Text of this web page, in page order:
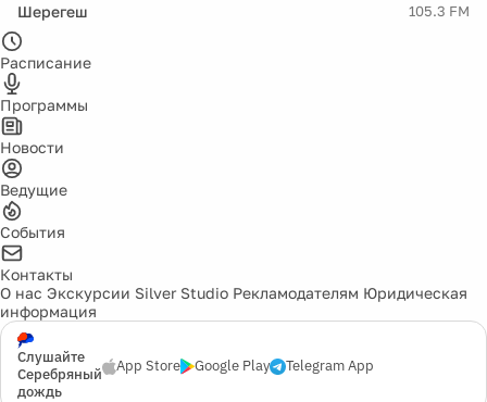
Шерегеш 105.3 FM
Расписание
Программы
Новости
Ведущие
События
Контакты
О нас Экскурсии Silver Studio Рекламодателям Юридическая
информация
Слушайте
Серебряный
дождь
App Store Google Play Telegram App